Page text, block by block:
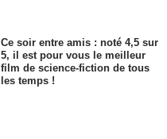
Ce soir entre amis : noté 4,5 sur
5, il est pour vous le meilleur
film de science-fiction de tous
les temps !